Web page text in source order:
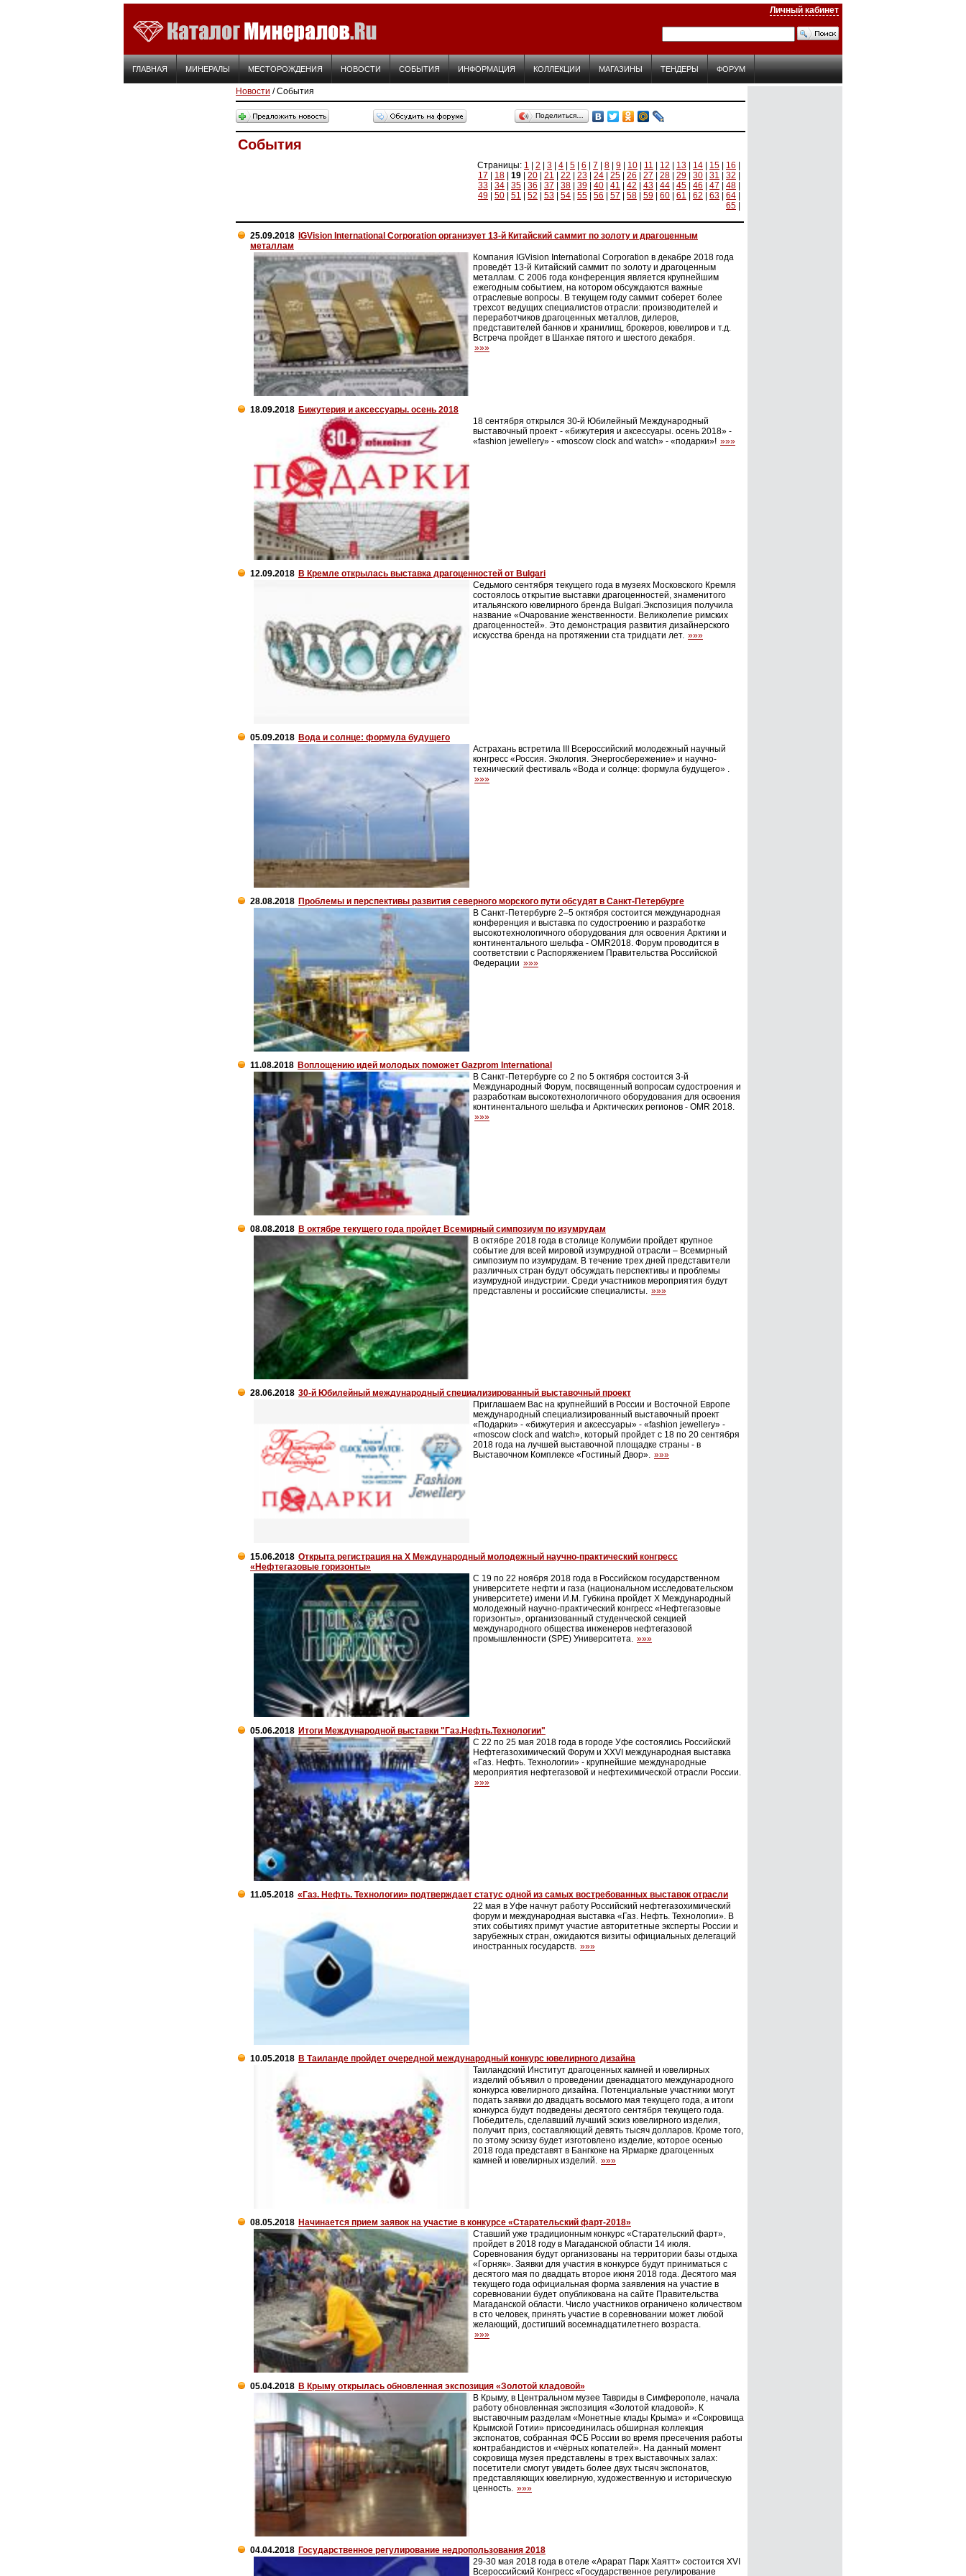
Личный кабинет
ГЛАВНАЯ МИНЕРАЛЫ МЕСТОРОЖДЕНИЯ НОВОСТИ СОБЫТИЯ ИНФОРМАЦИЯ КОЛЛЕКЦИИ МАГАЗИНЫ ТЕНДЕРЫ ФОРУМ
Новости / События
Поделиться…
События
Страницы: 1 2 3 4 5 6 7 8 9 10 11 12 13 14 15 16
17
18 19 20 21 22 23 24 25 26 27 28 29 30 31 32
33
34 35 36 37 38 39 40 41 42 43 44 45 46 47 48
49
50 51 52 53 54 55 56 57 58 59 60 61 62 63 64
65
25.09.2018 IGVision International Corporation организует 13-й Китайский саммит по золоту и драгоценным
металлам
Компания IGVision International Corporation в декабре 2018 года
проведёт 13-й Китайский саммит по золоту и драгоценным
металлам. С 2006 года конференция является крупнейшим
ежегодным событием, на котором обсуждаются важные
отраслевые вопросы. В текущем году саммит соберет более
трехсот ведущих специалистов отрасли: производителей и
переработчиков драгоценных металлов, дилеров,
представителей банков и хранилищ, брокеров, ювелиров и т.д.
Встреча пройдет в Шанхае пятого и шестого декабря.
»»»
18.09.2018 Бижутерия и аксессуары. осень 2018
18 сентября открылся 30-й Юбилейный Международный
выставочный проект - «бижутерия и аксессуары. осень 2018» -
«fashion jewellery» - «moscow clock and watch» - «подарки»! »»»
12.09.2018 В Кремле открылась выставка драгоценностей от Bulgari
Седьмого сентября текущего года в музеях Московского Кремля
состоялось открытие выставки драгоценностей, знаменитого
итальянского ювелирного бренда Bulgari.Экспозиция получила
название «Очарование женственности. Великолепие римских
драгоценностей». Это демонстрация развития дизайнерского
искусства бренда на протяжении ста тридцати лет. »»»
05.09.2018 Вода и солнце: формула будущего
Астрахань встретила III Всероссийский молодежный научный
конгресс «Россия. Экология. Энергосбережение» и научно-
технический фестиваль «Вода и солнце: формула будущего» .
»»»
28.08.2018 Проблемы и перспективы развития северного морского пути обсудят в Санкт-Петербурге
В Санкт-Петербурге 2–5 октября состоится международная
конференция и выставка по судостроению и разработке
высокотехнологичного оборудования для освоения Арктики и
континентального шельфа - OMR2018. Форум проводится в
соответствии с Распоряжением Правительства Российской
Федерации »»»
11.08.2018 Воплощению идей молодых поможет Gazprom International
В Санкт-Петербурге со 2 по 5 октября состоится 3-й
Международный Форум, посвященный вопросам судостроения и
разработкам высокотехнологичного оборудования для освоения
континентального шельфа и Арктических регионов - OMR 2018.
»»»
08.08.2018 В октябре текущего года пройдет Всемирный симпозиум по изумрудам
В октябре 2018 года в столице Колумбии пройдет крупное
событие для всей мировой изумрудной отрасли – Всемирный
симпозиум по изумрудам. В течение трех дней представители
различных стран будут обсуждать перспективы и проблемы
изумрудной индустрии. Среди участников мероприятия будут
представлены и российские специалисты. »»»
28.06.2018 30-й Юбилейный международный специализированный выставочный проект
Приглашаем Вас на крупнейший в России и Восточной Европе
международный специализированный выставочный проект
«Подарки» - «бижутерия и аксессуары» - «fashion jewellery» -
«moscow clock and watch», который пройдет с 18 по 20 сентября
2018 года на лучшей выставочной площадке страны - в
Выставочном Комплексе «Гостиный Двор». »»»
15.06.2018 Открыта регистрация на X Международный молодежный научно-практический конгресс
«Нефтегазовые горизонты»
С 19 по 22 ноября 2018 года в Российском государственном
университете нефти и газа (национальном исследовательском
университете) имени И.М. Губкина пройдет X Международный
молодежный научно-практический конгресс «Нефтегазовые
горизонты», организованный студенческой секцией
международного общества инженеров нефтегазовой
промышленности (SPE) Университета. »»»
05.06.2018 Итоги Международной выставки "Газ.Нефть.Технологии"
С 22 по 25 мая 2018 года в городе Уфе состоялись Российский
Нефтегазохимический Форум и XXVI международная выставка
«Газ. Нефть. Технологии» - крупнейшие международные
мероприятия нефтегазовой и нефтехимической отрасли России.
»»»
11.05.2018 «Газ. Нефть. Технологии» подтверждает статус одной из самых востребованных выставок отрасли
22 мая в Уфе начнут работу Российский нефтегазохимический
форум и международная выставка «Газ. Нефть. Технологии». В
этих событиях примут участие авторитетные эксперты России и
зарубежных стран, ожидаются визиты официальных делегаций
иностранных государств. »»»
10.05.2018 В Таиланде пройдет очередной международный конкурс ювелирного дизайна
Таиландский Институт драгоценных камней и ювелирных
изделий объявил о проведении двенадцатого международного
конкурса ювелирного дизайна. Потенциальные участники могут
подать заявки до двадцать восьмого мая текущего года, а итоги
конкурса будут подведены десятого сентября текущего года.
Победитель, сделавший лучший эскиз ювелирного изделия,
получит приз, составляющий девять тысяч долларов. Кроме того,
по этому эскизу будет изготовлено изделие, которое осенью
2018 года представят в Бангкоке на Ярмарке драгоценных
камней и ювелирных изделий. »»»
08.05.2018 Начинается прием заявок на участие в конкурсе «Старательский фарт-2018»
Ставший уже традиционным конкурс «Старательский фарт»,
пройдет в 2018 году в Магаданской области 14 июля.
Соревнования будут организованы на территории базы отдыха
«Горняк». Заявки для участия в конкурсе будут приниматься с
десятого мая по двадцать второе июня 2018 года. Десятого мая
текущего года официальная форма заявления на участие в
соревновании будет опубликована на сайте Правительства
Магаданской области. Число участников ограничено количеством
в сто человек, принять участие в соревновании может любой
желающий, достигший восемнадцатилетнего возраста.
»»»
05.04.2018 В Крыму открылась обновленная экспозиция «Золотой кладовой»
В Крыму, в Центральном музее Тавриды в Симферополе, начала
работу обновленная экспозиция «Золотой кладовой». К
выставочным разделам «Монетные клады Крыма» и «Сокровища
Крымской Готии» присоединилась обширная коллекция
экспонатов, собранная ФСБ России во время пресечения работы
контрабандистов и «чёрных копателей». На данный момент
сокровища музея представлены в трех выставочных залах:
посетители смогут увидеть более двух тысяч экспонатов,
представляющих ювелирную, художественную и историческую
ценность. »»»
04.04.2018 Государственное регулирование недропользования 2018
29-30 мая 2018 года в отеле «Арарат Парк Хаятт» состоится ХVI
Всероссийский Конгресс «Государственное регулирование